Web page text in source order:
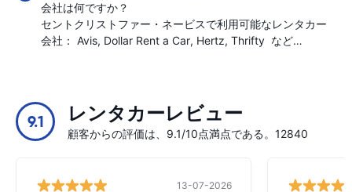
会社は何ですか？
セントクリストファー・ネービスで利用可能なレンタカー
会社： Avis Dollar Rent a Car Hertz Thrifty など…
9.1 レンタカーレビュー
顧客からの評価は、9.1/10点満点である。12840
13-07-2026